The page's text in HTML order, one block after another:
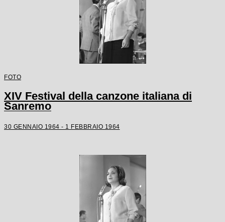
FOTO
XIV Festival della canzone italiana di
Sanremo
30 GENNAIO 1964 - 1 FEBBRAIO 1964